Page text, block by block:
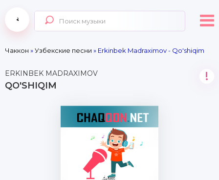
Чаккон »Узбекские песни » Erkinbek Madraximov - Qo'shiqim
ERKINBEK MADRAXIMOV
QO'SHIQIM
!